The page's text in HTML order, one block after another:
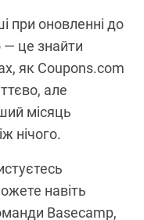
при оновленні до
— це знайти
як Coupons.com
але
місяць
нічого.
навіть
Basecamp,